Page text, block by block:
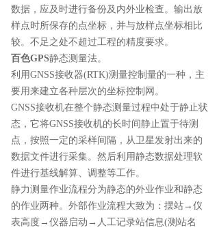
数据，应及时进行备份及内外业检查。输出放
样点时所保存的点坐标，并与放样点坐标相比
较。不足之处不超过工程的精度要求。
百色GPS静态测量法。
利用GNSS接收器(RTK)测量控制量的一种，主
要用来建立各种层次的坐标控制网。
GNSS接收机在整个静态测量过程中处于静止状
态，它将GNSS接收机的长时间静止置于待测
点，按照一定的采样间隔，从卫星发射出来的
数据文件进行采集。然后利用静态数据处理软
件进行基线解算、调整等工作。
静力测量作业流程分为静态的外业作业和静态
的作业两种。外部作业流程大致为：摆站→仪
表高度→仪器启动→人工记录站信息(测站名